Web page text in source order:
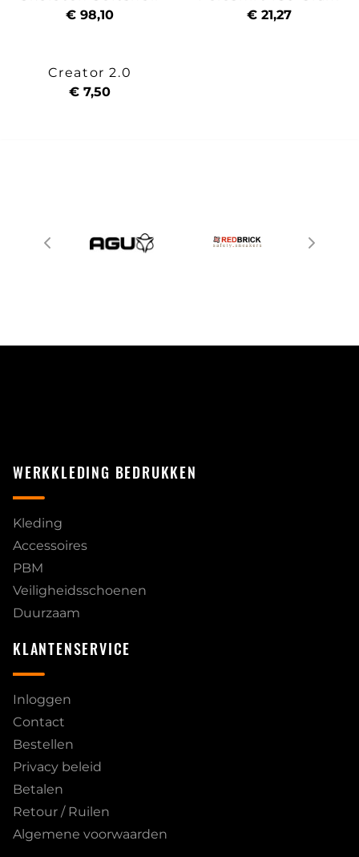
€ 98,10
€ 21,27
Creator 2.0
€ 7,50
WERKKLEDING BEDRUKKEN
Kleding
Accessoires
PBM
Veiligheidsschoenen
Duurzaam
KLANTENSERVICE
Inloggen
Contact
Bestellen
Privacy beleid
Betalen
Retour / Ruilen
Algemene voorwaarden